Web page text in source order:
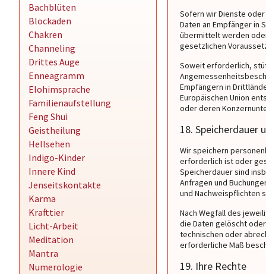
Bachblüten
Blockaden
Chakren
Channeling
Drittes Auge
Enneagramm
Elohimsprache
Familienaufstellung
Feng Shui
Geistheilung
Hellsehen
Indigo-Kinder
Innere Kind
Jenseitskontakte
Karma
Krafttier
Licht-Arbeit
Meditation
Mantra
Numerologie
Sofern wir Dienste
Daten an Empfänger in
übermittelt werden
gesetzlichen
Soweit erforderlich,
Empfängern in
Europäischen Union
oder deren
18. Speicherdauer
Wir speichern
erforderlich ist oder
Speicherdauer sind
Anfragen und
und Nachweispflichten
Nach Wegfall des
die Daten gelöscht
technischen oder
erforderliche Maß
19. Ihre Rechte